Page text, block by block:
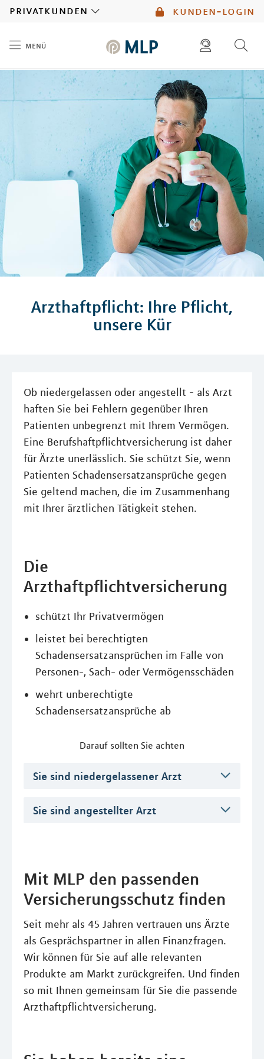
kunden-login
privatkunden
menü
diese website durchsuchen
mlp berater finden
Arzthaftpflicht: Ihre Pflicht,
unsere Kür
Ob niedergelassen oder angestellt - als Arzt
haften Sie bei Fehlern gegenüber Ihren
Patienten unbegrenzt mit Ihrem Vermögen.
Eine Berufshaftpflichtversicherung ist daher
für Ärzte unerlässlich. Sie schützt Sie, wenn
Patienten Schadensersatzansprüche gegen
Sie geltend machen, die im Zusammenhang
mit Ihrer ärztlichen Tätigkeit stehen.
Die
Arzthaftpflichtversicherung
schützt Ihr Privatvermögen
leistet bei berechtigten
Schadensersatzansprüchen im Falle von
Personen-, Sach- oder Vermögensschäden
wehrt unberechtigte
Schadensersatzansprüche ab
Darauf sollten Sie achten
Sie sind niedergelassener Arzt
Sie sind angestellter Arzt
Mit MLP den passenden
Versicherungsschutz finden
Seit mehr als 45 Jahren vertrauen uns Ärzte
als Gesprächspartner in allen Finanzfragen.
Wir können für Sie auf alle relevanten
Produkte am Markt zurückgreifen. Und finden
so mit Ihnen gemeinsam für Sie die passende
Arzthaftpflichtversicherung.